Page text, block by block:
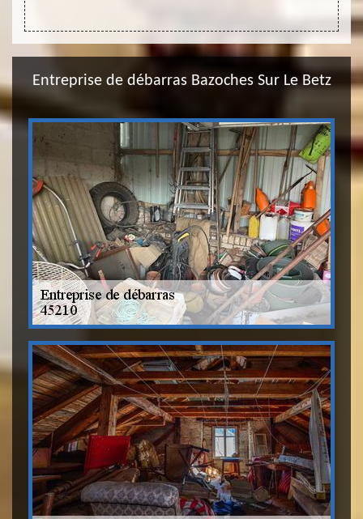
Entreprise de débarras Bazoches Sur Le Betz